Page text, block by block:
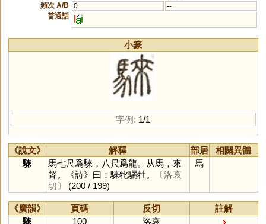
頻次 A/B
0
--
普通話
l i
小篆
字例: 1/1
《說文》 解釋 部居
相關異體
騋
馬七尺爲騋，八尺爲龍。从馬，來
聲。《詩》曰：騋牝驪牡。
〔洛哀
切〕
(200 / 199)
馬
《廣韻》 頁碼 反切
註解
騋
100
洛哀